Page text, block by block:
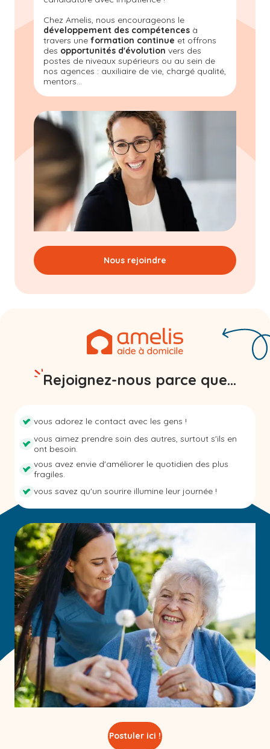
Chez Amelis, nous encourageons le
développement des compétences à
travers une formation continue et offrons
des opportunités d'évolution vers des
postes de niveaux supérieurs ou au sein de
nos agences : auxiliaire de vie, chargé qualité,
mentors...
Nous rejoindre
Rejoignez-nous parce que...
vous adorez le contact avec les gens !
vous aimez prendre soin des autres, surtout s'ils en
ont besoin.
vous avez envie d'améliorer le quotidien des plus
fragiles.
vous savez qu'un sourire illumine leur journée !
Postuler ici !